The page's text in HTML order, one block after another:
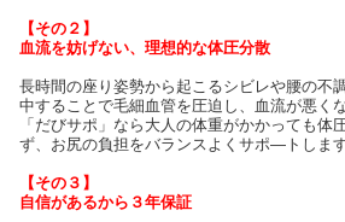
【その２】
血流を妨げない、理想的な体圧分散
長時間の座り姿勢から起こるシビレや腰の不
中することで毛細血管を圧迫し、血流が悪く
「だびサポ」なら大人の体重がかかっても体
ず、お尻の負担をバランスよくサポ—トします
【その３】
自信があるから３年保証